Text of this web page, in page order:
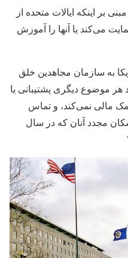
بر اینکه ایالات متحده از
می‌کند یا آنها را آموزش
به سازمان مجاهدین خلق
هر موضوع دیگری پشتیبانی یا
مالی نمی‌کند، و تماس
مجدد آنان که در سال